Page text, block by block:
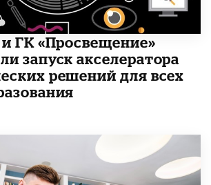
и ГК «Просвещение»
запуск акселератора
решений для всех